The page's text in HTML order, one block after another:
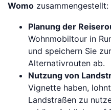
Womo zusammengestellt:
Planung der
Wohnmobiltour in
und speichern Sie
Alternativrouten ab.
Nutzung von
Vignette haben,
Landstraßen zu